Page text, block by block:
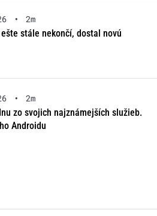
•
2m
stále nekončí, dostal novú
•
2m
zo svojich najznámejších služieb.
Androidu